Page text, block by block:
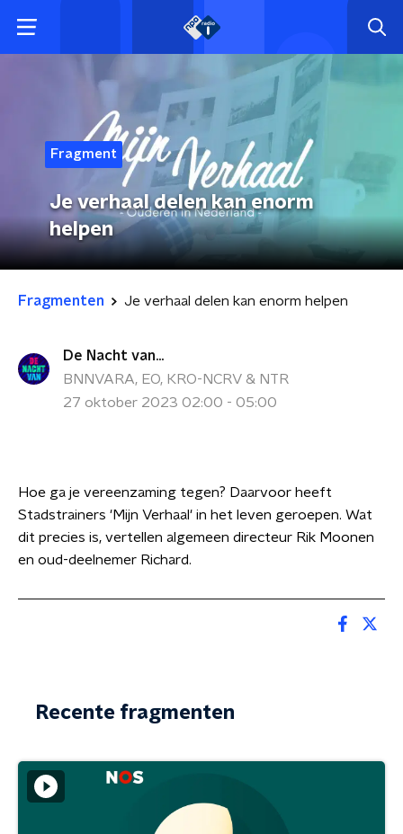
Fragment
Je verhaal delen kan enorm
helpen
Fragmenten Je verhaal delen kan enorm helpen
De Nacht van...
BNNVARA, EO, KRO-NCRV & NTR
27 oktober 2023 02:00 - 05:00
Hoe ga je vereenzaming tegen? Daarvoor heeft
Stadstrainers 'Mijn Verhaal' in het leven geroepen. Wat
dit precies is, vertellen algemeen directeur Rik Moonen
en oud-deelnemer Richard.
Recente fragmenten